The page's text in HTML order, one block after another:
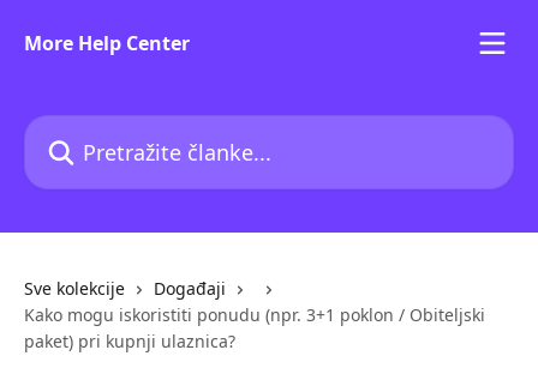
More Help Center
Pretražite članke...
Sve kolekcije
Događaji
Kako mogu iskoristiti ponudu (npr. 3+1 poklon / Obiteljski
paket) pri kupnji ulaznica?